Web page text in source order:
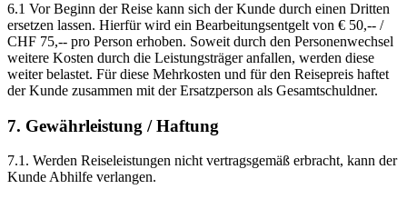
6.1 Vor Beginn der Reise kann sich der Kunde durch einen Dritten
ersetzen lassen. Hierfür wird ein Bearbeitungsentgelt von € 50,-- /
CHF 75,-- pro Person erhoben. Soweit durch den Personenwechsel
weitere Kosten durch die Leistungsträger anfallen, werden diese
weiter belastet. Für diese Mehrkosten und für den Reisepreis haftet
der Kunde zusammen mit der Ersatzperson als Gesamtschuldner.
7. Gewährleistung / Haftung
7.1. Werden Reiseleistungen nicht vertragsgemäß erbracht, kann der
Kunde Abhilfe verlangen.